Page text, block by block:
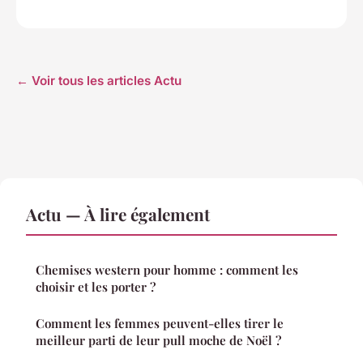
← Voir tous les articles Actu
Actu — À lire également
Chemises western pour homme : comment les
choisir et les porter ?
Comment les femmes peuvent-elles tirer le
meilleur parti de leur pull moche de Noël ?